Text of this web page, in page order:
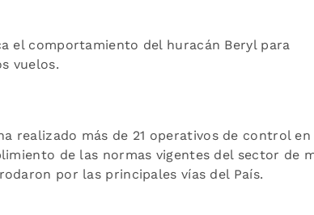
el comportamiento del huracán Beryl para
vuelos.
realizado más de 21 operativos de control en
de las normas vigentes del sector de
por las principales vías del País.